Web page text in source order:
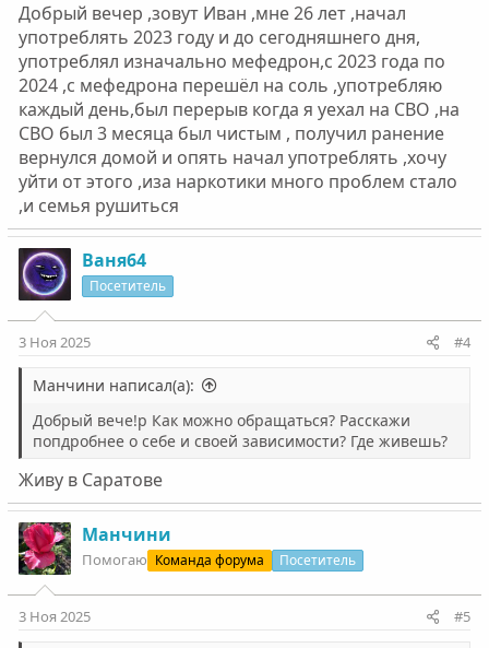
Добрый вечер ,зовут Иван ,мне 26 лет ,начал
употреблять 2023 году и до сегодняшнего дня,
употреблял изначально мефедрон,с 2023 года по
2024 ,с мефедрона перешёл на соль ,употребляю
каждый день,был перерыв когда я уехал на СВО ,на
СВО был 3 месяца был чистым , получил ранение
вернулся домой и опять начал употреблять ,хочу
уйти от этого ,иза наркотики много проблем стало
,и семья рушиться
Ваня64
Посетитель
3 Ноя 2025 #4
Манчини написал(а):
Добрый вече!р Как можно обращаться? Расскажи
попдробнее о себе и своей зависимости? Где живешь?
Живу в Саратове
Манчини
Помогаю Команда форума Посетитель
3 Ноя 2025 #5